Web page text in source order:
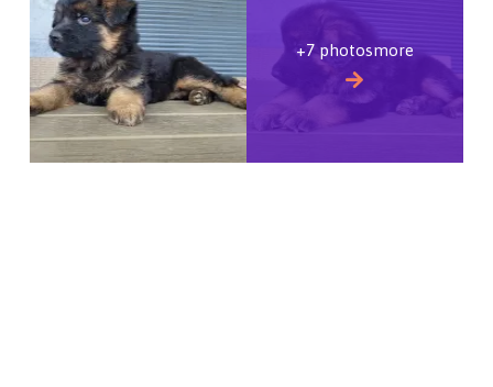
+7 photosmore